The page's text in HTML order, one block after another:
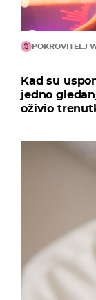
POKROVITELJ
Kad su
jedno
oživio